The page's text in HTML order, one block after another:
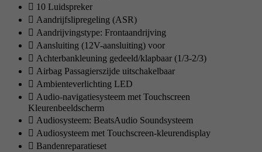
10 Luidspreker
Aandrijfslipregeling (ASR)
Aandrijvingstype: Frontaandrijving
Aansluiting (12V-aansluiting) voor
Achterbankleuning gedeeld/klapbaar (1/3-2/3)
Airbag Passagierszijde uitschakelbaar
Ambienteverlichting LED
Audio-navigatiesysteem met Touchscreen
Kleurenbeeldscherm
Audiosysteem: BeatsAudio Soundsysteem
Audiosysteem met Touchscreen-kleurendisplay
Bandenreparatieset